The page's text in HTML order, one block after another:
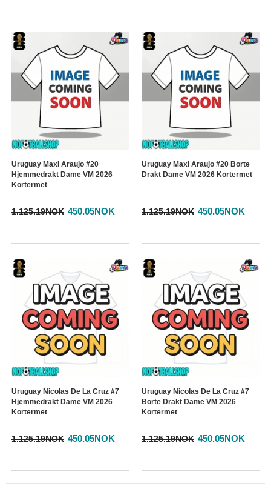
Uruguay Maxi Araujo #20
Hjemmedrakt Dame VM 2026
Kortermet
1.125.19NOK 450.05NOK
Uruguay Maxi Araujo #20 Borte
Drakt Dame VM 2026 Kortermet
1.125.19NOK 450.05NOK
Uruguay Nicolas De La Cruz #7
Hjemmedrakt Dame VM 2026
Kortermet
1.125.19NOK 450.05NOK
Uruguay Nicolas De La Cruz #7
Borte Drakt Dame VM 2026
Kortermet
1.125.19NOK 450.05NOK